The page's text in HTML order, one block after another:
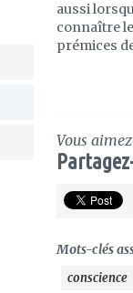
aussi
connaître
prémices
Vous
Mots-clés
conscience